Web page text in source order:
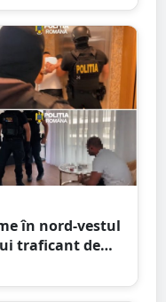
în nord-vestul
traficant de